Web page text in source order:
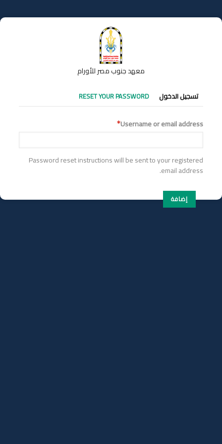
إلى
المحتوى
معهد جنوب مصر للأورام
التبويبات
الأساسية
تسجيل الدخول RESET YOUR PASSWORD
Username or email address
Password reset instructions will be sent to your registered
email address.